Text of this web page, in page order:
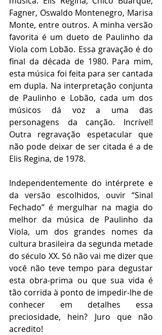
Fagner, Oswaldo Montenegro, Marisa
Monte, entre outros. A minha versão
favorita é um dueto de Paulinho da
Viola com Lobão. Essa gravação é do
final da década de 1980. Para mim,
esta música foi feita para ser cantada
em dupla. Na interpretação conjunta
de Paulinho e Lobão, cada um dos
músicos dá voz a uma das
personagens da canção. Incrível!
Outra regravação espetacular que
não pode deixar de ser citada é a de
Elis Regina, de 1978.
Independentemente do intérprete e
da versão escolhidos, ouvir “Sinal
Fechado” é mergulhar na magia do
melhor da música de Paulinho da
Viola, um dos grandes nomes da
cultura brasileira da segunda metade
do século XX. Só não vai me dizer que
você não teve tempo para degustar
esta obra-prima ou que sua vida é
tão corrida à ponto de impedir-lhe de
conhecer em detalhes essa
preciosidade, hein? Juro que não
acredito!